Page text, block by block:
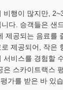
비행이 많지만,
다. 승객들은 샌
제공되는 음료를
제공되어, 작은
서비스를 경험할
은 스카이트랙스
가를 받은 바 있